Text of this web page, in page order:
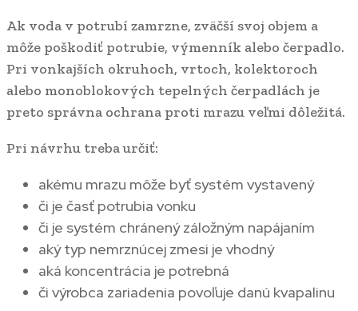
Ak voda v potrubí zamrzne, zväčší svoj objem a
môže poškodiť potrubie, výmenník alebo čerpadlo.
Pri vonkajších okruhoch, vrtoch, kolektoroch
alebo monoblokových tepelných čerpadlách je
preto správna ochrana proti mrazu veľmi dôležitá.
Pri návrhu treba určiť:
akému mrazu môže byť systém vystavený
či je časť potrubia vonku
či je systém chránený záložným napájaním
aký typ nemrznúcej zmesi je vhodný
aká koncentrácia je potrebná
či výrobca zariadenia povoľuje danú kvapalinu